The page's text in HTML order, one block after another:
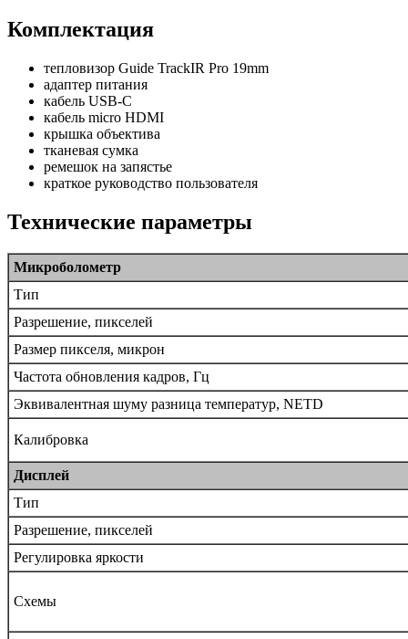
Комплектация
тепловизор Guide TrackIR Pro 19mm
адаптер питания
кабель USB-C
кабель micro HDMI
крышка объектива
тканевая сумка
ремешок на запястье
краткое руководство пользователя
Технические параметры
Микроболометр
Тип
Разрешение, пикселей
Размер пикселя, микрон
Частота обновления кадров, Гц
Эквивалентная шуму разница температур, NETD
Калибровка
Дисплей
Тип
Разрешение, пикселей
Регулировка яркости
Схемы